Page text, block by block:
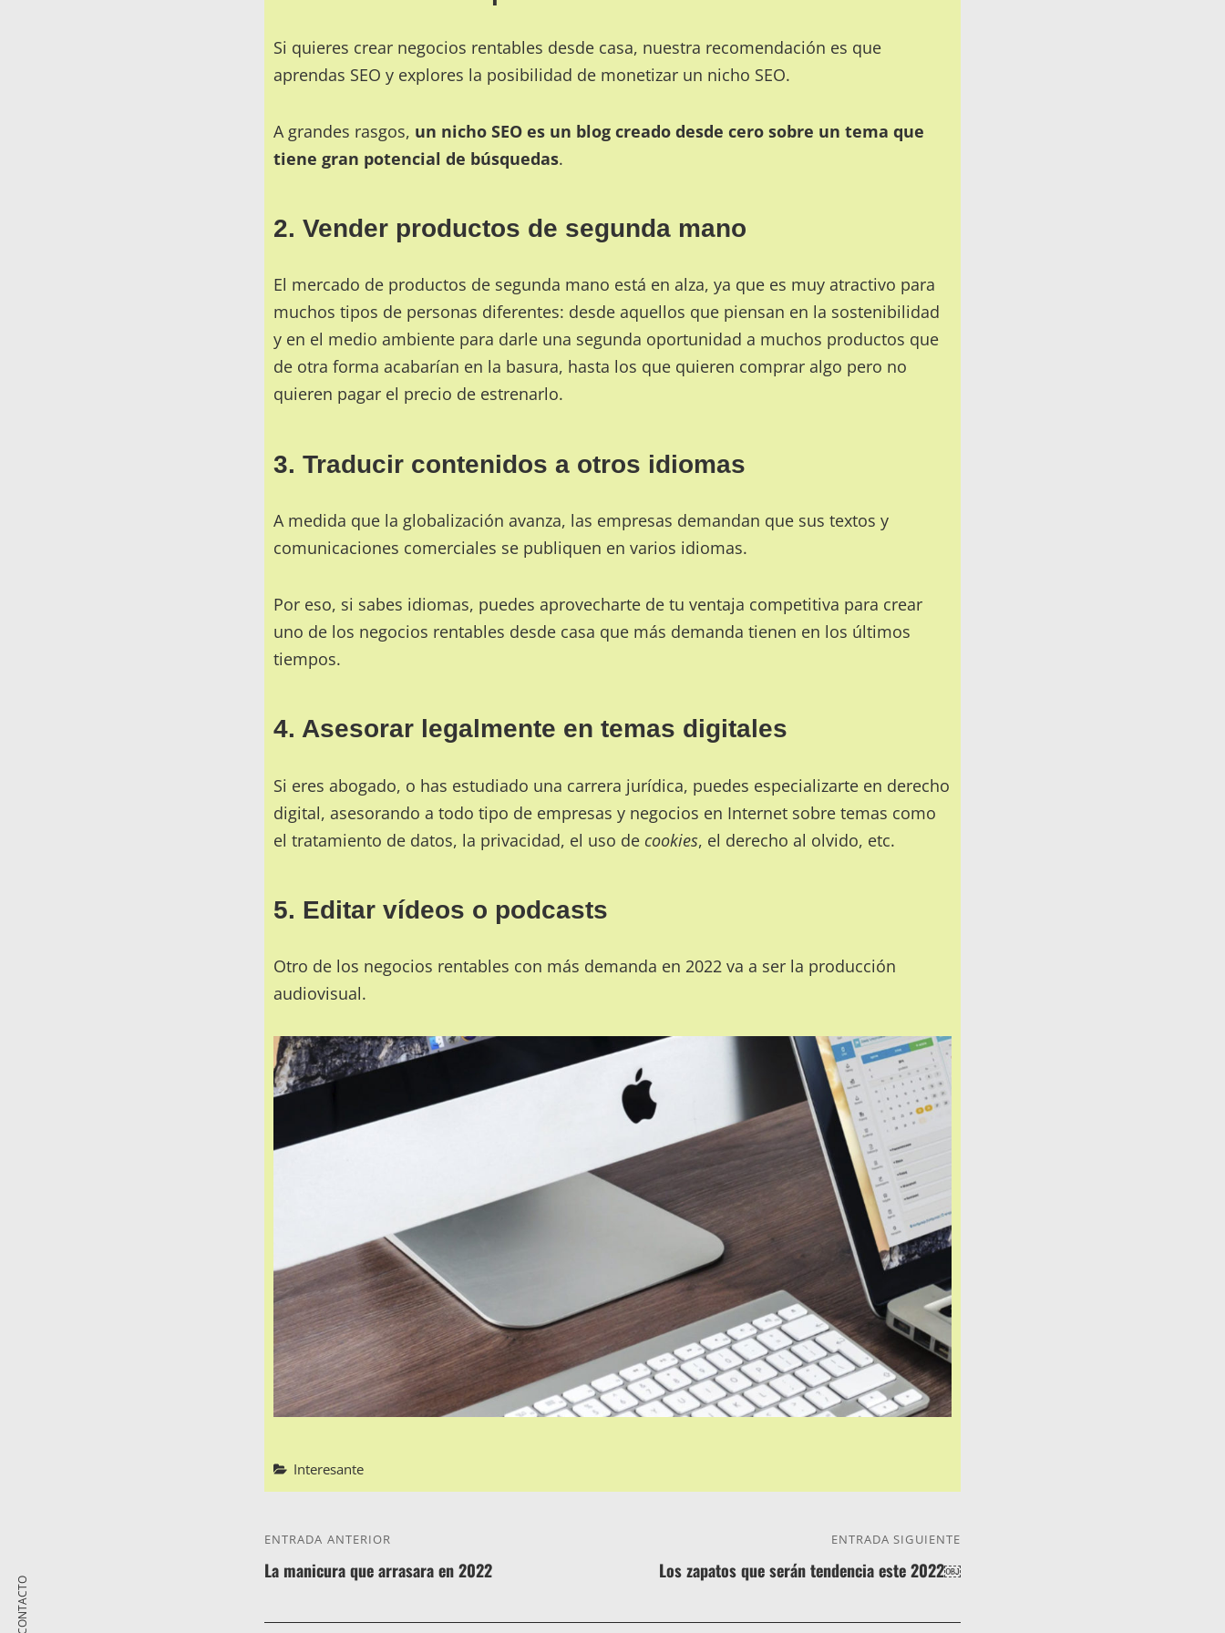
CONTACTO
Si quieres crear negocios rentables desde casa, nuestra recomendación es que
aprendas SEO y explores la posibilidad de monetizar un nicho SEO.
A grandes rasgos, un nicho SEO es un blog creado desde cero sobre un tema que
tiene gran potencial de búsquedas.
2. Vender productos de segunda mano
El mercado de productos de segunda mano está en alza, ya que es muy atractivo para
muchos tipos de personas diferentes: desde aquellos que piensan en la sostenibilidad
y en el medio ambiente para darle una segunda oportunidad a muchos productos que
de otra forma acabarían en la basura, hasta los que quieren comprar algo pero no
quieren pagar el precio de estrenarlo.
3. Traducir contenidos a otros idiomas
A medida que la globalización avanza, las empresas demandan que sus textos y
comunicaciones comerciales se publiquen en varios idiomas.
Por eso, si sabes idiomas, puedes aprovecharte de tu ventaja competitiva para crear
uno de los negocios rentables desde casa que más demanda tienen en los últimos
tiempos.
4. Asesorar legalmente en temas digitales
Si eres abogado, o has estudiado una carrera jurídica, puedes especializarte en derecho
digital, asesorando a todo tipo de empresas y negocios en Internet sobre temas como
el tratamiento de datos, la privacidad, el uso de cookies, el derecho al olvido, etc.
5. Editar vídeos o podcasts
Otro de los negocios rentables con más demanda en 2022 va a ser la producción
audiovisual.
Categorías
Interesante
NAVEGACIÓN
DE
ENTRADAS
Entrada
anterior
ENTRADA ANTERIOR
La manicura que arrasara en 2022
siguiente
ENTRADA SIGUIENTE
Los zapatos que serán tendencia este 2022￼